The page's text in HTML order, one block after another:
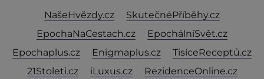
NašeHvězdy.cz
SkutečnéPříběhy.cz
EpochaNaCestach.cz
EpochálníSvět.cz
Epochaplus.cz
Enigmaplus.cz
TisíceReceptů.cz
21Stoleti.cz
iLuxus.cz
RezidenceOnline.cz